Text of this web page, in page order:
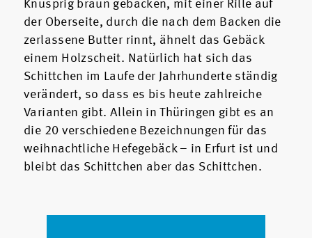
Knusprig braun gebacken, mit einer Rille auf
der Oberseite, durch die nach dem Backen die
zerlassene Butter rinnt, ähnelt das Gebäck
einem Holzscheit. Natürlich hat sich das
Schittchen im Laufe der Jahrhunderte ständig
verändert, so dass es bis heute zahlreiche
Varianten gibt. Allein in Thüringen gibt es an
die 20 verschiedene Bezeichnungen für das
weihnachtliche Hefegebäck – in Erfurt ist und
bleibt das Schittchen aber das Schittchen.